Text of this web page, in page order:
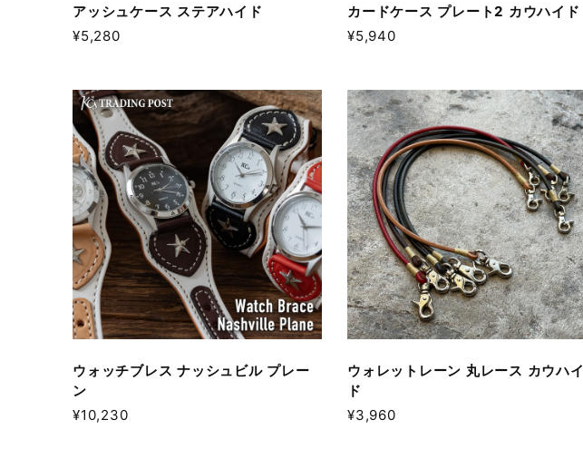
アッシュケース ステアハイド
¥5,280
カードケース プレート2 カウハイド
¥5,940
ウォッチブレス ナッシュビル プレー
ン
¥10,230
ウォレットレーン 丸レース カウハイ
ド
¥3,960